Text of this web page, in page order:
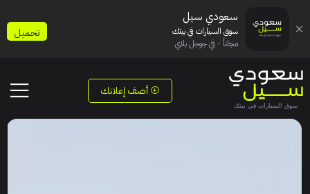
أضف إعلانك
سعودي سيل
سوق السيارات في بيتك
مجاناً - في جوجل بلاي
تحميل